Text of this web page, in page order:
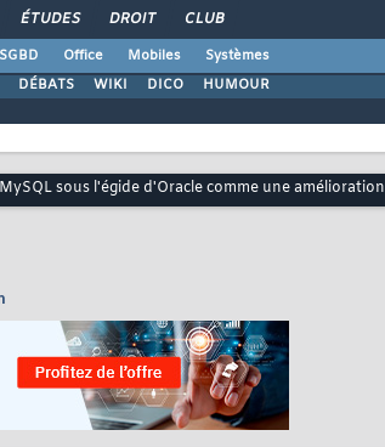
ÉTUDES DROIT CLUB
SGBD Office Mobiles
Systèmes
DÉBATS WIKI DICO HUMOUR
sous l'égide d'Oracle comme une amélioration